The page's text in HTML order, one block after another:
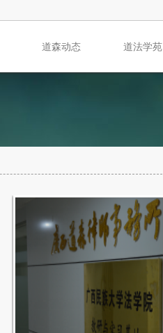
道森动态 道法学苑